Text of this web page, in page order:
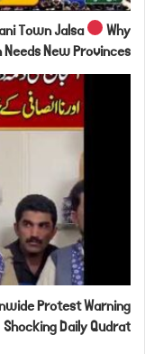
Town Jalsa
Why
New Provinces
Protest Warning
Shocking Daily Qudrat